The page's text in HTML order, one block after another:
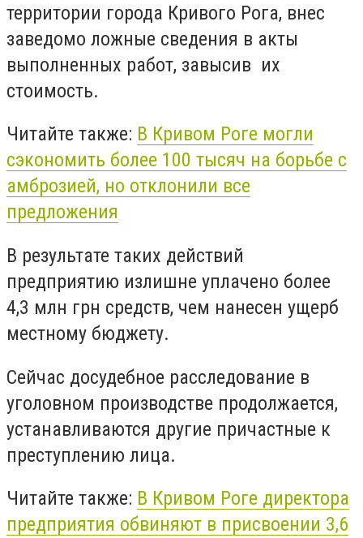
территории города Кривого Рога, внес
заведомо ложные сведения в акты
выполненных работ, завысив их
стоимость.
Читайте также: В Кривом Роге могли
сэкономить более 100 тысяч на борьбе с
амброзией, но отклонили все
предложения
В результате таких действий
предприятию излишне уплачено более
4,3 млн грн средств, чем нанесен ущерб
местному бюджету.
Сейчас досудебное расследование в
уголовном производстве продолжается,
устанавливаются другие причастные к
преступлению лица.
Читайте также: В Кривом Роге директора
предприятия обвиняют в присвоении 3,6